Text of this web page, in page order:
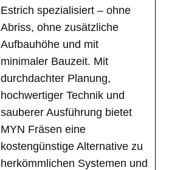
Estrich spezialisiert – ohne
Abriss, ohne zusätzliche
Aufbauhöhe und mit
minimaler Bauzeit. Mit
durchdachter Planung,
hochwertiger Technik und
sauberer Ausführung bietet
MYN Fräsen eine
kostengünstige Alternative zu
herkömmlichen Systemen und